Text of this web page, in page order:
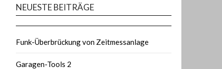
NEUESTE BEITRÄGE
Funk-Überbrückung von Zeitmessanlage
Garagen-Tools 2